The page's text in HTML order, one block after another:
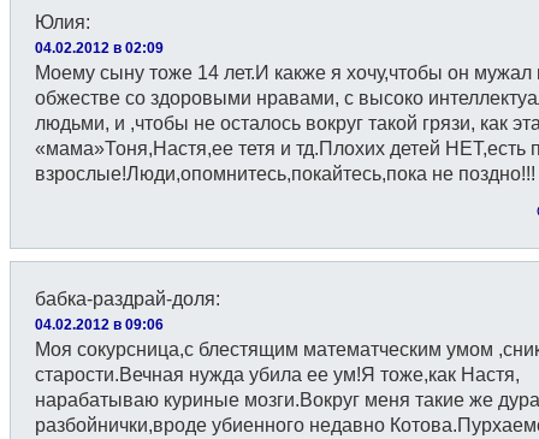
Юлия:
04.02.2012 в 02:09
Моему сыну тоже 14 лет.И какже я хочу,чтобы он мужал
обжестве со здоровыми нравами, с высоко
людьми, и ,чтобы не осталось вокруг такой грязи, как
«мама»Тоня,Настя,ее тетя и тд.Плохих детей НЕТ,есть
взрослые!Люди,опомнитесь,покайтесь,пока не поздно!!!
бабка-раздрай-доля:
04.02.2012 в 09:06
Моя сокурсница,с блестящим математческим умом
старости.Вечная нужда убила ее ум!Я тоже,как Настя,
нарабатываю куриные мозги.Вокруг меня такие же
разбойнички,вроде убиенного недавно